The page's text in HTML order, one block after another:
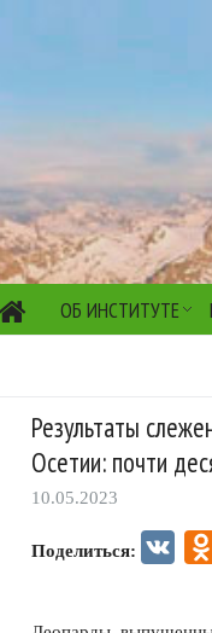
ОБ ИНСТИТУТЕ
Результаты
Осетии: почти
10.05.2023
Поделиться: VK